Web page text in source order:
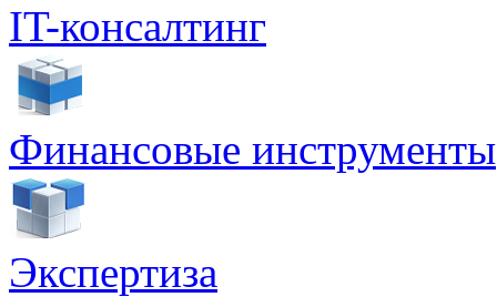
IT-консалтинг
Финансовые инструменты
Экспертиза